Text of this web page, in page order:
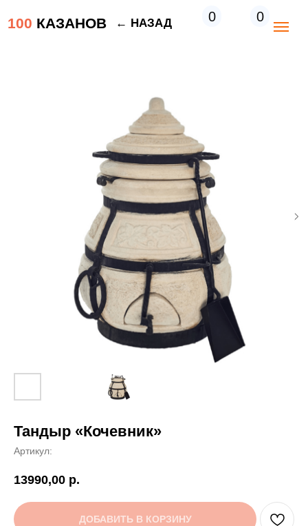
100 КАЗАНОВ ← НАЗАД
Тандыр «Кочевник»
Артикул:
13990,00 р.
ДОБАВИТЬ В КОРЗИНУ